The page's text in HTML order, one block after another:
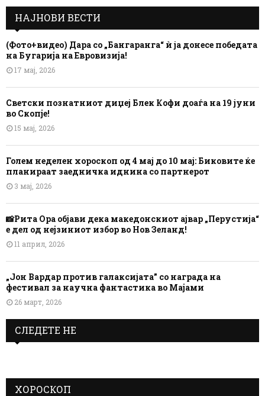
НАЈНОВИ ВЕСТИ
(Фото+видео) Дара со „Бангаранга“ ѝ ја донесе победата
на Бугарија на Евровизија!
17 мај, 2026
Светски познатниот диџеј Блек Кофи доаѓа на 19 јуни
во Скопје!
15 мај, 2026
Голем неделен хороскоп од 4 мај до 10 мај: Биковите ќе
планираат заедничка иднина со партнерот
3 мај, 2026
📸Рита Ора објави дека македонскиот ајвар „Перустија“
е дел од нејзиниот избор во Нов Зеланд!
11 април, 2026
„Јон Вардар против галаксијата” со награда на
фестивал за научна фантастика во Мајами
26 март, 2026
СЛЕДЕТЕ НЕ
ХОРОСКОП